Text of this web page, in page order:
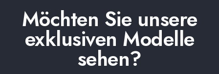
Möchten Sie unsere
exklusiven Modelle
sehen?